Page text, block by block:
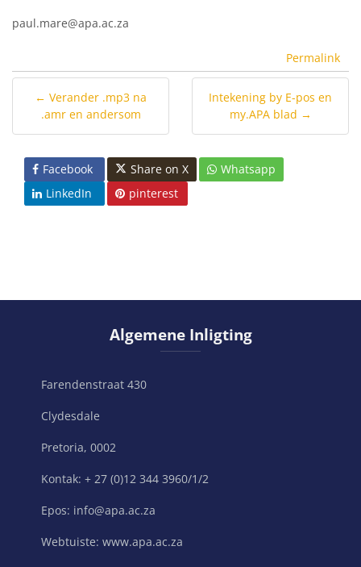
u
paul.mare@apa.ac.za
Permalink
← Verander .mp3 na
.amr en andersom
Intekening by E-pos en
my.APA blad →
Facebook Share on X
Whatsapp
LinkedIn
pinterest
Algemene Inligting
Farendenstraat 430
Clydesdale
Pretoria, 0002
Kontak: + 27 (0)12 344 3960/1/2
Epos: info@apa.ac.za
Webtuiste: www.apa.ac.za